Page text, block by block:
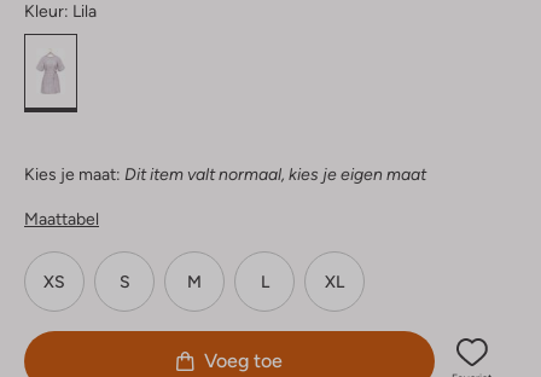
Kleur: Lila
Kies je maat: Dit item valt normaal, kies je eigen maat
Maattabel
XS S M L XL
Voeg toe